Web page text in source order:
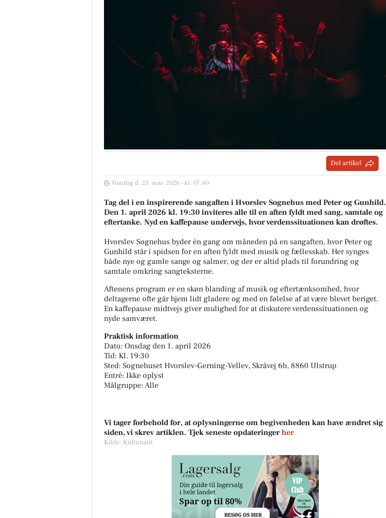
Del artikel
Mandag d. 23. mar. 2026 - kl. 07:40
Tag del i en inspirerende sangaften i Hvorslev Sognehus med Peter og Gunhild.
Den 1. april 2026 kl. 19:30 inviteres alle til en aften fyldt med sang, samtale og
eftertanke. Nyd en kaffepause undervejs, hvor verdenssituationen kan drøftes.
Hvorslev Sognehus byder én gang om måneden på en sangaften, hvor Peter og
Gunhild står i spidsen for en aften fyldt med musik og fællesskab. Her synges
både nye og gamle sange og salmer, og der er altid plads til forundring og
samtale omkring sangteksterne.
Aftenens program er en skøn blanding af musik og eftertænksomhed, hvor
deltagerne ofte går hjem lidt gladere og med en følelse af at være blevet beriget.
En kaffepause midtvejs giver mulighed for at diskutere verdenssituationen og
nyde samværet.
Praktisk information
Dato: Onsdag den 1. april 2026
Tid: Kl. 19:30
Sted: Sognehuset Hvorslev-Gerning-Vellev, Skråvej 6b, 8860 Ulstrup
Entré: Ikke oplyst
Målgruppe: Alle
Vi tager forbehold for, at oplysningerne om begivenheden kan have ændret sig
siden, vi skrev artiklen. Tjek seneste opdateringer her
Kilde: Kultunaut